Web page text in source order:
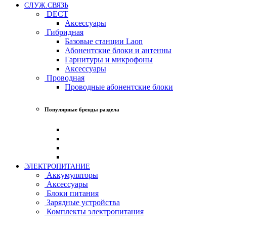
СЛУЖ.СВЯЗЬ
DECT
Аксессуары
Гибридная
Базовые станции Laon
Абонентские блоки и антенны
Гарнитуры и микрофоны
Аксессуары
Проводная
Проводные абонентские блоки
Популярные бренды раздела
ЭЛЕКТРОПИТАНИЕ
Аккумуляторы
Аксессуары
Блоки питания
Зарядные устройства
Комплекты электропитания